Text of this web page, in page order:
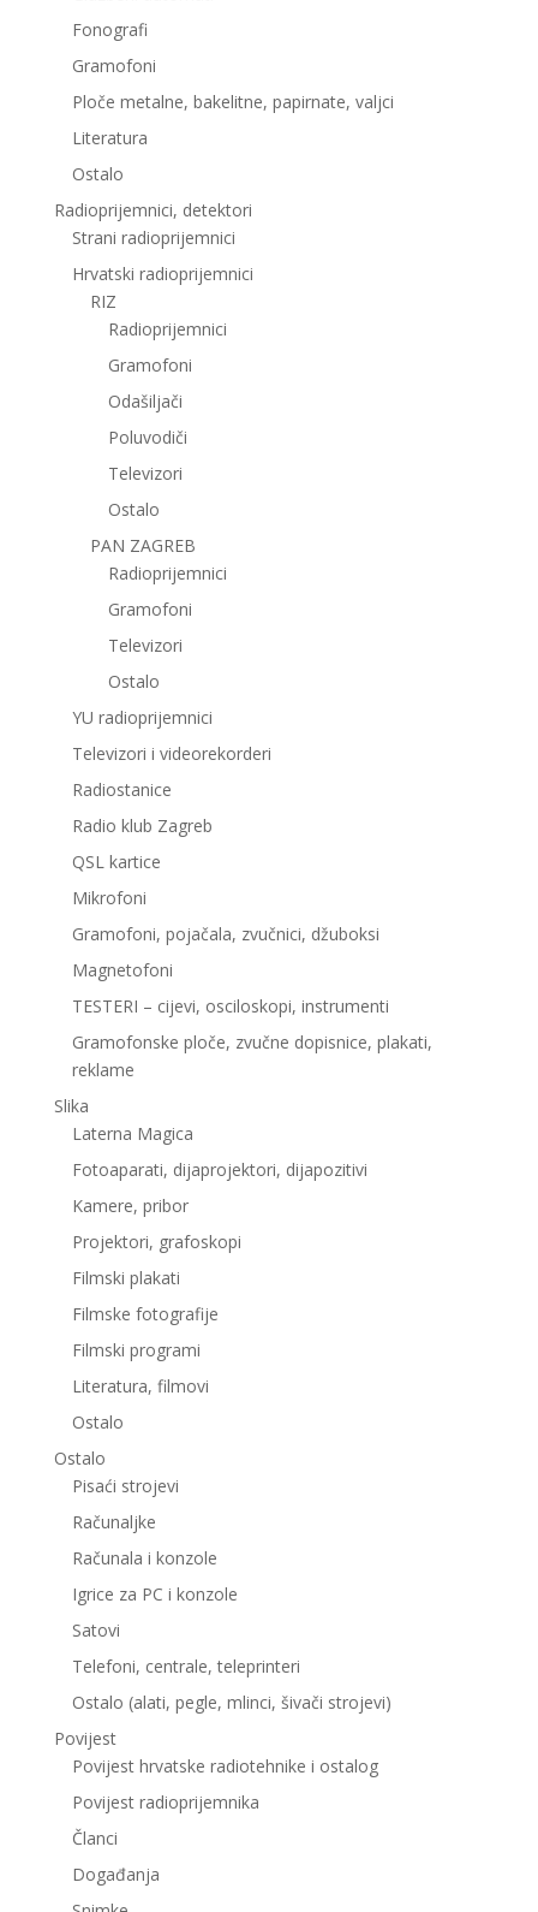
Fonografi
Gramofoni
Ploče metalne, bakelitne, papirnate, valjci
Literatura
Ostalo
Radioprijemnici, detektori
Strani radioprijemnici
Hrvatski radioprijemnici
RIZ
Radioprijemnici
Gramofoni
Odašiljači
Poluvodiči
Televizori
Ostalo
PAN ZAGREB
Radioprijemnici
Gramofoni
Televizori
Ostalo
YU radioprijemnici
Televizori i videorekorderi
Radiostanice
Radio klub Zagreb
QSL kartice
Mikrofoni
Gramofoni, pojačala, zvučnici, džuboksi
Magnetofoni
TESTERI – cijevi, osciloskopi, instrumenti
Gramofonske ploče, zvučne dopisnice, plakati,
reklame
Slika
Laterna Magica
Fotoaparati, dijaprojektori, dijapozitivi
Kamere, pribor
Projektori, grafoskopi
Filmski plakati
Filmske fotografije
Filmski programi
Literatura, filmovi
Ostalo
Ostalo
Pisaći strojevi
Računaljke
Računala i konzole
Igrice za PC i konzole
Satovi
Telefoni, centrale, teleprinteri
Ostalo (alati, pegle, mlinci, šivači strojevi)
Povijest
Povijest hrvatske radiotehnike i ostalog
Povijest radioprijemnika
Članci
Događanja